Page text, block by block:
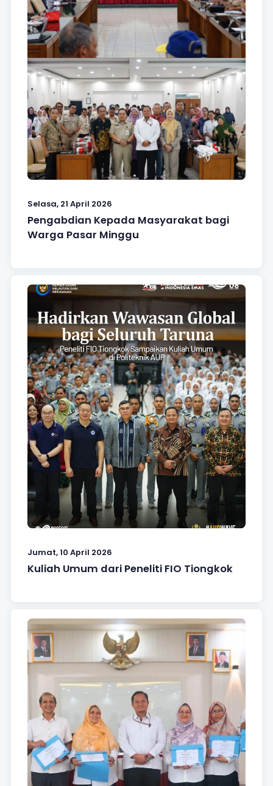
Selasa, 21 April 2026
Pengabdian Kepada Masyarakat bagi
Warga Pasar Minggu
Jumat, 10 April 2026
Kuliah Umum dari Peneliti FIO Tiongkok